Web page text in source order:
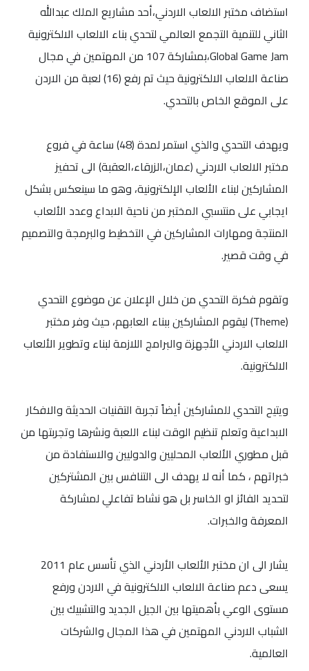
استضاف مختبر الالعاب الاردني،أحد مشاريع الملك عبدالله
الثاني للتنمية التجمع العالمي لتحدي بناء الالعاب الالكترونية
Global Game Jam،بمشاركة 107 من المهتمين في مجال
صناعة الالعاب الالكترونية حيث تم رفع (16) لعبة من الاردن
على الموقع الخاص بالتحدي.
ويهدف التحدي والذي استمر لمدة (48) ساعة في فروع
مختبر الالعاب الاردني (عمان،الزرقاء،العقبة) الى تحفيز
المشاركين لبناء الألعاب الإلكترونية، وهو ما سينعكس بشكل
ايجابي على منتسبي المختبر من ناحية الابداع وعدد الألعاب
المنتجة ومهارات المشاركين في التخطيط والبرمجة والتصميم
في وقت قصير.
وتقوم فكرة التحدي من خلال الإعلان عن موضوع التحدي
(Theme) ليقوم المشاركين ببناء العابهم، حيث وفر مختبر
الالعاب الاردني الأجهزة والبرامج اللازمة لبناء وتطوير الألعاب
الالكترونية.
ويتيح التحدي للمشاركين أيضاً تجربة التقنيات الحديثة والافكار
الابداعية وتعلم تنظيم الوقت لبناء اللعبة ونشرها وتجربتها من
قبل مطوري الألعاب المحليين والدوليين والاستفادة من
خبراتهم ، كما أنه لا يهدف الى التنافس بين المشتركين
لتحديد الفائز او الخاسر بل هو نشاط تفاعلي لمشاركة
المعرفة والخبرات.
يشار الى ان مختبر الألعاب الأردني الذي تأسس عام 2011
يسعى دعم صناعة الالعاب الالكترونية في الاردن ورفع
مستوى الوعي بأهميتها بين الجيل الجديد والتشبيك بين
الشباب الاردني المهتمين في هذا المجال والشركات
العالمية.